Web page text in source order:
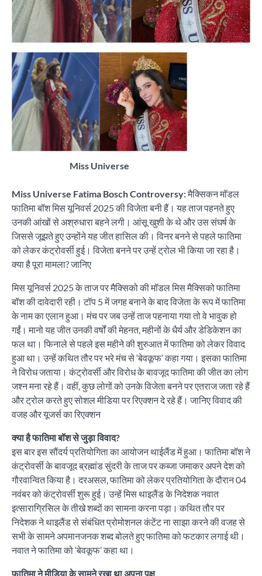
Miss Universe
Miss Universe Fatima Bosch Controversy:मैक्सिकन मॉडल
फातिमा बॉश मिस यूनिवर्स 2025 की विजेता बनी हैं। यह ताज पहनते हुए
उनकी आंखों से अश्रुधारा बहने लगी। आंसू खुशी के थे और उस संघर्ष के
जिससे जूझते हुए उन्होंने यह जीत हासिल की। विनर बनने से पहले फातिमा
को लेकर कंट्रोवर्सी हुई। विजेता बनने पर उन्हें ट्रोल भी किया जा रहा है।
क्या है पूरा मामला? जानिए
मिस यूनिवर्स 2025 के ताज पर मैक्सिको की मॉडल मिस मैक्सिको फातिमा
बॉश की दावेदारी रही। टॉप 5 में जगह बनाने के बाद विजेता के रूप में फातिमा
के नाम का एलान हुआ। मंच पर जब उन्हें ताज पहनाया गया तो वे भावुक हो
गईं। मानो यह जीत उनकी वर्षों की मेहनत, महीनों के धैर्य और डेडिकेशन का
फल था। फिनाले से पहले इस महीने की शुरुआत में फातिमा को लेकर विवाद
हुआ था। उन्हें कथित तौर पर भरे मंच से ‘बेवकूफ’ कहा गया। इसका फातिमा
ने विरोध जताया। कंट्रोवर्सी और विरोध के बावजूद फातिमा की जीत का लोग
जश्न मना रहे हैं। वहीं, कुछ लोगों को उनके विजेता बनने पर एतराज जता रहे हैं
और ट्रोल करते हुए सोशल मीडिया पर रिएक्शन दे रहे हैं। जानिए विवाद की
वजह और यूजर्स का रिएक्शन
क्या है फातिमा बॉश से जुड़ा विवाद?
इस बार इस सौंदर्य प्रतियोगिता का आयोजन थाईलैंड में हुआ। फातिमा बॉश ने
कंट्रोवर्सी के बावजूद ब्रह्मांड सुंदरी के ताज पर कब्जा जमाकर अपने देश को
गौरवान्वित किया है। दरअसल, फातिमा को लेकर प्रतियोगिता के दौरान 04
नवंबर को कंट्रोवर्सी शुरू हुई। उन्हें मिस थाइलैंड के निदेशक नवात
इत्साराग्रिसिल के तीखे शब्दों का सामना करना पड़ा। कथित तौर पर
निदेशक ने थाइलैंड से संबंधित प्रोमोशनल कंटेंट ना साझा करने की वजह से
सभी के सामने अपमानजनक शब्द बोलते हुए फातिमा को फटकार लगाई थी।
नवात ने फातिमा को ‘बेवकूफ’ कहा था।
फातिमा ने मीडिया के सामने रखा था अपना पक्ष